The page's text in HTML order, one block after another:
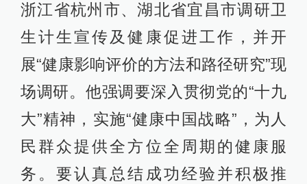
浙江省杭州市、湖北省宜昌市调研卫
生计生宣传及健康促进工作，并开
展“健康影响评价的方法和路径研究”现
场调研。他强调要深入贯彻党的“十九
大”精神，实施“健康中国战略”，为人
民群众提供全方位全周期的健康服
务。要认真总结成功经验并积极推